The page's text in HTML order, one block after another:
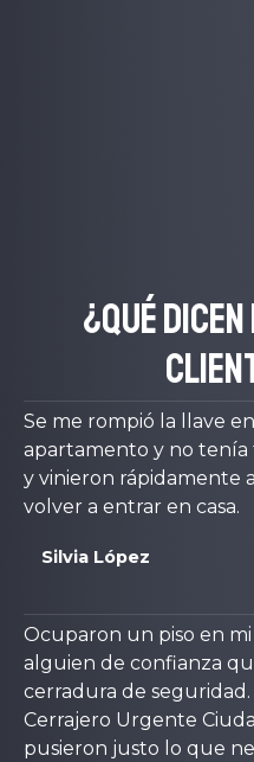
¿Qué
Se me rompió la llave
apartamento y no tenía
y vinieron rápidamente
volver a entrar en casa.
Silvia López
Ocuparon un piso en
alguien de confianza
cerradura de
Cerrajero Urgente
pusieron justo lo que